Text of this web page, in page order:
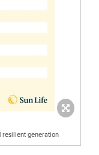
resilient generation